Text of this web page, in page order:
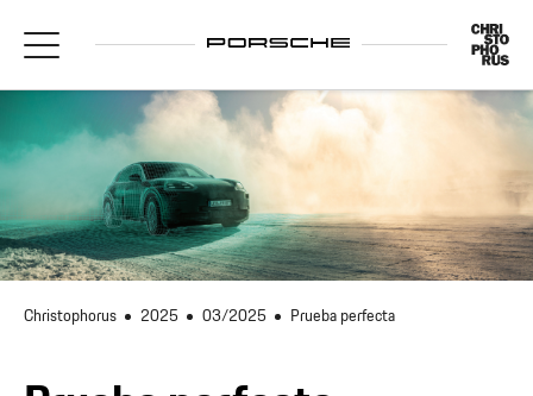
Christophorus 2025 03/2025 Prueba perfecta